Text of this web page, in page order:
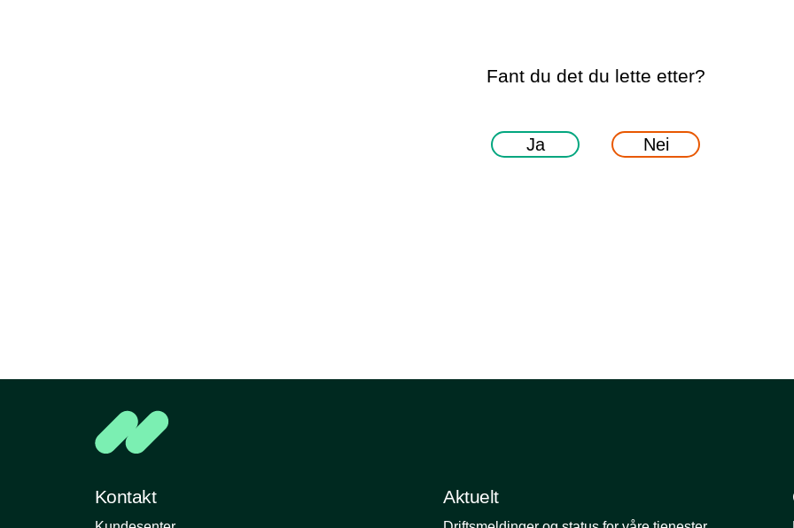
Fant du det du lette etter?
Ja Nei
Kontakt Aktuelt